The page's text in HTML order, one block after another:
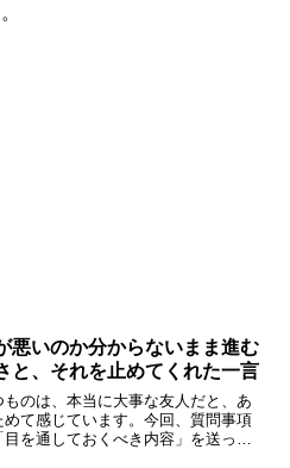
悪いのか分からないまま進む
と、それを止めてくれた一言
ものは、本当に大事な友人だと、あ
めて感じています。今回、質問事項
目を通しておくべき内容」を送って